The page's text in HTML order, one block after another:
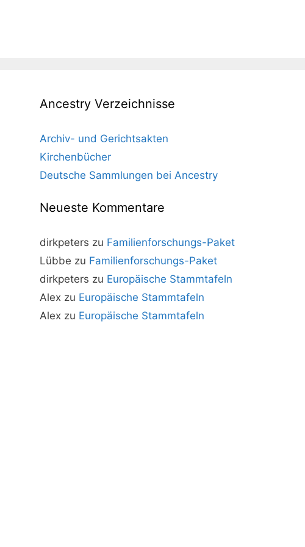
Ancestry Verzeichnisse
Archiv- und Gerichtsakten
Kirchenbücher
Deutsche Sammlungen bei Ancestry
Neueste Kommentare
dirkpeters zu Familienforschungs-Paket
Lübbe zu Familienforschungs-Paket
dirkpeters zu Europäische Stammtafeln
Alex zu Europäische Stammtafeln
Alex zu Europäische Stammtafeln